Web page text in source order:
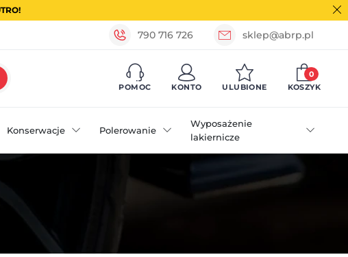
790 716 726 sklep@abrp.pl
POMOC KONTO ULUBIONE KOSZYK
0
Konserwacje Polerowanie
Wyposażenie
lakiernicze